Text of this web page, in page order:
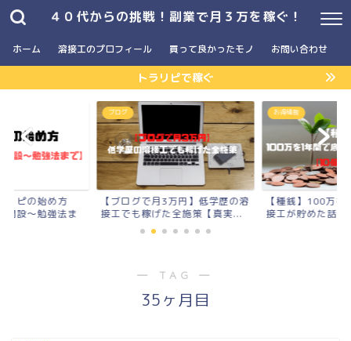
４０代からの挑戦！副業で月３万を稼ぐ！
ホーム 溶接工のプロフィール 買って良かったモノ お問い合わせ
トラリピで稼ぐ
リピの始め方
開設〜勉強法ま
ブログ
【ブログで月3万円】低学歴の溶
接工でも稼げた全施策【真実...
お得情報
【種銭】100万
接工が貯めた話
― TAG ―
35ヶ月目